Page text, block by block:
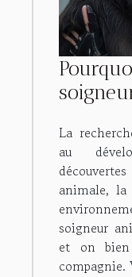
La
au
animale,
soigneur
et on
compagnie.